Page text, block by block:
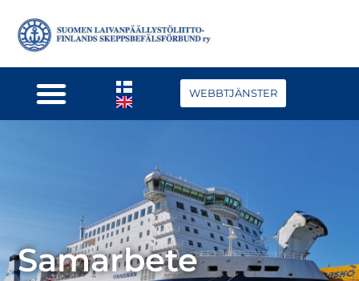
WEBBTJÄNSTER
Samarbete